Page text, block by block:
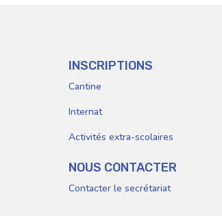
INSCRIPTIONS
Cantine
Internat
Activités extra-scolaires
NOUS CONTACTER
Contacter le secrétariat